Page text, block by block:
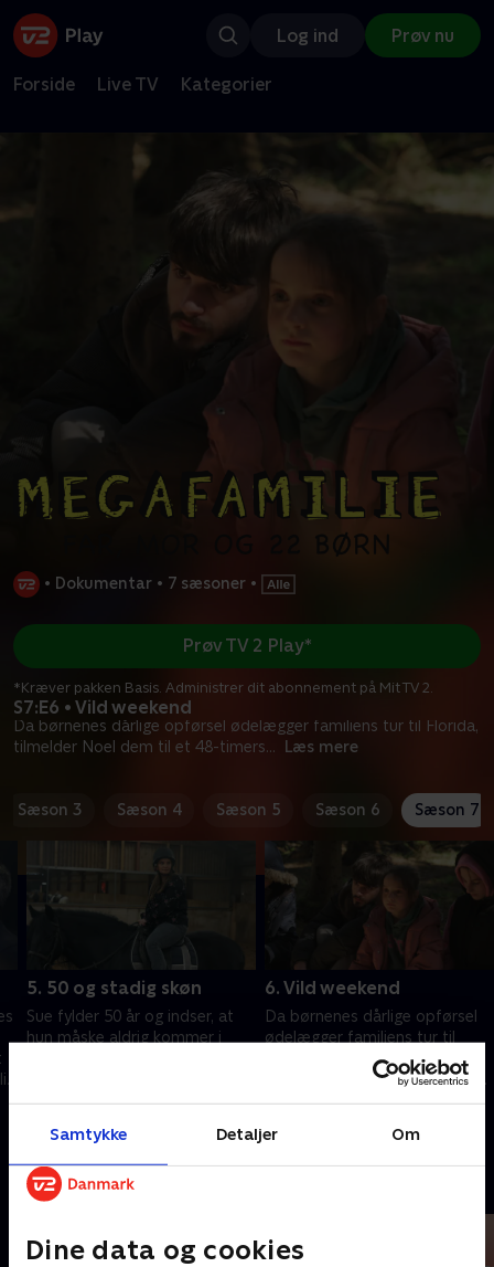
Samtykke Detaljer Om
Dine data og cookies
Log ind Prøv nu
Forside Live TV Kategorier
• Dokumentar • 7 sæsoner •
S7:E6 • Vild weekend
Da børnenes dårlige opførsel ødelægger familiens tur til Florida,
tilmelder Noel dem til et 48-timers... Læs mere
Prøv TV 2 Play*
*Kræver pakken Basis. Administrer dit abonnement på Mit TV 2.
Sæson 3 Sæson 4 Sæson 5 Sæson 6 Sæson 7
5. 50 og stadig skøn
Sue fylder 50 år og indser, at
hun måske aldrig kommer i
endnu et barn?
17. december 2025 • 45 min
6. Vild weekend
Da børnenes dårlige opførsel
ødelægger familiens tur til
Florida, tilmelder Noel dem til
et 48-timers overlevelseskursus
i Irland.
18. december 2025 • 44 min
Andre så også